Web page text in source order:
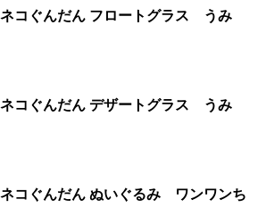
ノラネコぐんだん フロートグラス うみ
ノラネコぐんだん デザートグラス うみ
ネコぐんだん ぬいぐるみ ワンワンち